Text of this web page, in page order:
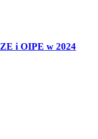
i OIPE w 2024